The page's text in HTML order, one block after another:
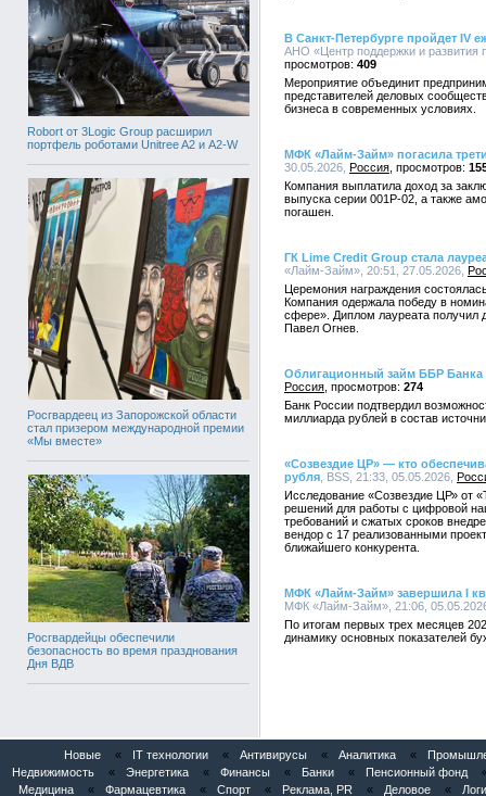
Robort от 3Logic Group расширил
портфель роботами Unitree A2 и A2-W
Росгвардеец из Запорожской области
стал призером международной премии
«Мы вместе»
Росгвардейцы обеспечили
безопасность во время празднования
Дня ВДВ
В Санкт-Петербурге пройдет IV
АНО «Центр поддержки и развития
409
Мероприятие объединит
представителей деловых
бизнеса в современных условиях.
МФК «Лайм-Займ» погасила
30.05.2026, Россия
Компания выплатила доход за
выпуска серии 001P-02, а также
погашен.
ГК Lime Credit Group стала
«Лайм-Займ», 20:51, 27.05.2026,
Церемония награждения
Компания одержала победу в
сфере». Диплом лауреата получил
Павел Огнев.
Облигационный займ ББР Банка
Россия
274
Банк России подтвердил
миллиарда рублей в состав
«Созвездие ЦР» — кто
рубля , BSS, 21:33, 05.05.2026,
Исследование «Созвездие ЦР» от
решений для работы с цифровой
требований и сжатых сроков
вендор с 17 реализованными
ближайшего конкурента.
МФК «Лайм-Займ» завершила I
МФК «Лайм-Займ», 21:06,
По итогам первых трех месяцев
динамику основных показателей
Новые « IT технологии « Антивирусы « Аналитика «
Недвижимость
« Энергетика « Финансы « Банки « Пенсионный фонд
Медицина
« Фармацевтика « Спорт « Реклама, PR « Деловое «